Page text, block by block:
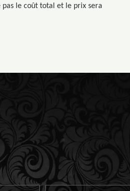
pas le coût total et le prix sera